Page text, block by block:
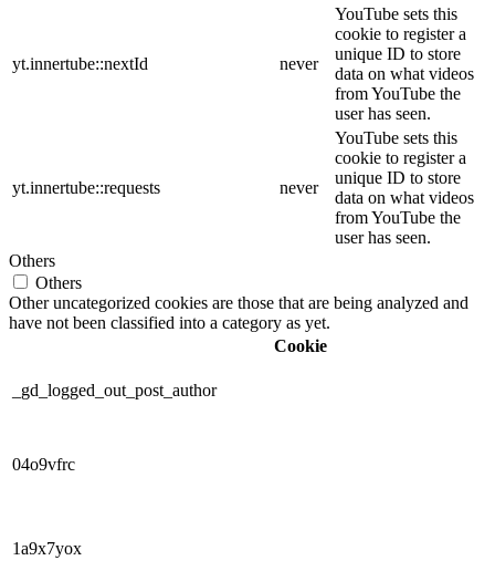
yt.innertube::nextId never
YouTube sets this
cookie to register a
unique ID to store
data on what videos
from YouTube the
user has seen.
yt.innertube::requests never
YouTube sets this
cookie to register a
unique ID to store
data on what videos
from YouTube the
user has seen.
Others
Others
Other uncategorized cookies are those that are being analyzed and
have not been classified into a category as yet.
Cookie
_gd_logged_out_post_author
04o9vfrc
1a9x7yox